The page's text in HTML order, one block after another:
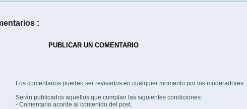
:
PUBLICAR UN COMENTARIO
Los comentarios pueden ser revisados en cualquier momento por los moderadores.
Serán publicados aquellos que cumplan las siguientes condiciones:
- Comentario acorde al contenido del post.